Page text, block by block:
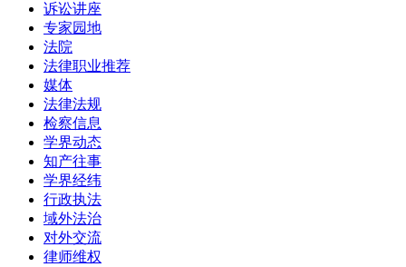
诉讼讲座
专家园地
法院
法律职业推荐
媒体
法律法规
检察信息
学界动态
知产往事
学界经纬
行政执法
域外法治
对外交流
律师维权